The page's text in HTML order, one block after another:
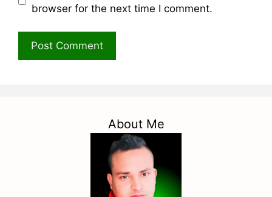
browser for the next time I comment.
About Me